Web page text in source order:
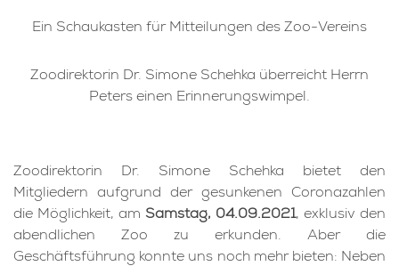
Ein Schaukasten für Mitteilungen des Zoo-Vereins
Zoodirektorin Dr. Simone Schehka überreicht Herrn
Peters einen Erinnerungswimpel.
Zoodirektorin Dr. Simone Schehka bietet den
Mitgliedern aufgrund der gesunkenen Coronazahlen
die Möglichkeit, am Samstag, 04.09.2021, exklusiv den
abendlichen Zoo zu erkunden. Aber die
Geschäftsführung konnte uns noch mehr bieten: Neben